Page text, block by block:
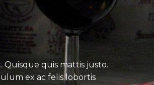
quis mattis justo.
ex ac felis lobortis